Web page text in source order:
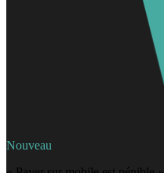
Nouveau